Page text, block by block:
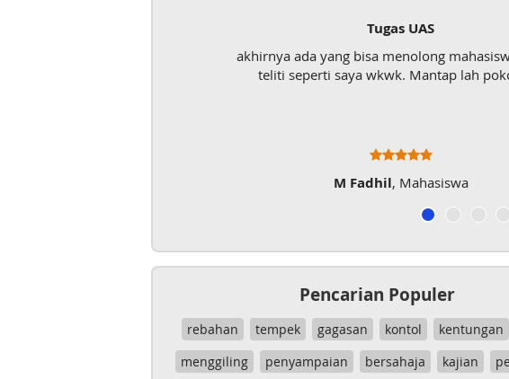
Tugas UAS
akhirnya ada yang bisa menolong
teliti seperti saya wkwk. Mantap lah
M Fadhil, Mahasiswa
Pencarian Populer
rebahan tempek gagasan kontol kentungan
menggiling
penyampaian bersahaja kajian